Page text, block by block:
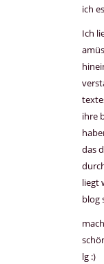
ich
Ich
ihre
das
liegt
blog
lg :)